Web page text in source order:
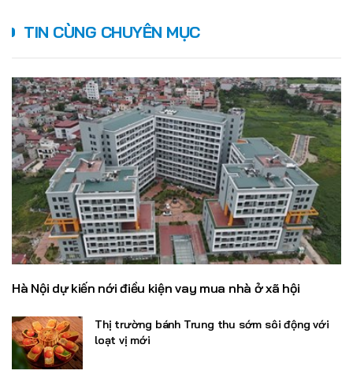
TIN CÙNG CHUYÊN MỤC
Hà Nội dự kiến nới điều kiện vay mua nhà ở xã hội
Thị trường bánh Trung thu sớm sôi động với
loạt vị mới